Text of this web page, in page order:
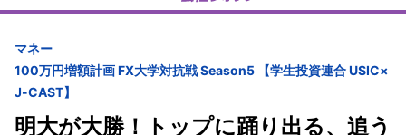
マネー
100万円増額計画 FX大学対抗戦 Season5 【学生投資連合 USIC×
J-CAST】
明大が大勝！トップに踊り出る、追う